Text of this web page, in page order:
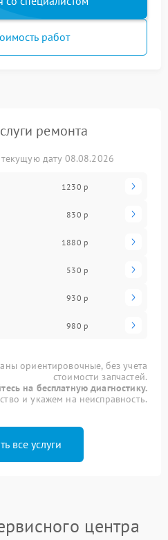
работ
ремонта
дату 08.08.2026
1230 р
830 р
1880 р
530 р
930 р
980 р
ориентировочные, без учета
стоимости запчастей.
на бесплатную диагностику.
и укажем на неисправность.
все услуги
центра